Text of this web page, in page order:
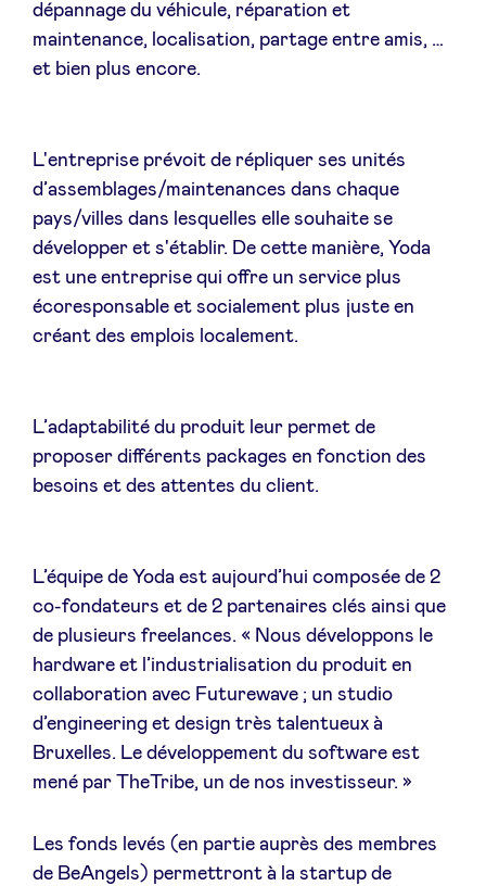
dépannage du véhicule, réparation et
maintenance, localisation, partage entre amis, …
et bien plus encore.
L'entreprise prévoit de répliquer ses unités
d’assemblages/maintenances dans chaque
pays/villes dans lesquelles elle souhaite se
développer et s'établir. De cette manière, Yoda
est une entreprise qui offre un service plus
écoresponsable et socialement plus juste en
créant des emplois localement.
L’adaptabilité du produit leur permet de
proposer différents packages en fonction des
besoins et des attentes du client.
L’équipe de Yoda est aujourd’hui composée de 2
co-fondateurs et de 2 partenaires clés ainsi que
de plusieurs freelances. « Nous développons le
hardware et l’industrialisation du produit en
collaboration avec Futurewave ; un studio
d’engineering et design très talentueux à
Bruxelles. Le développement du software est
mené par TheTribe, un de nos investisseur. »
Les fonds levés (en partie auprès des membres
de BeAngels) permettront à la startup de